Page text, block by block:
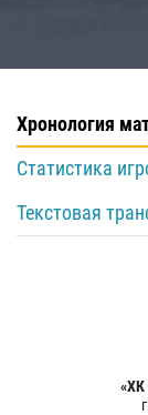
Хронология
Статистика
Текстовая
«ХК